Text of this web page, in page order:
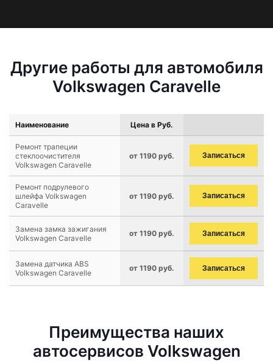
Другие работы для автомобиля
Volkswagen Caravelle
Наименование Цена в Руб.
Ремонт трапеции
стеклоочистителя
Volkswagen Caravelle
от 1190 руб. Записаться
Ремонт подрулевого
шлейфа Volkswagen
Caravelle
от 1190 руб. Записаться
Замена замка зажигания
Volkswagen Caravelle
от 1190 руб. Записаться
Замена датчика ABS
Volkswagen Caravelle
от 1190 руб. Записаться
Преимущества наших
автосервисов Volkswagen